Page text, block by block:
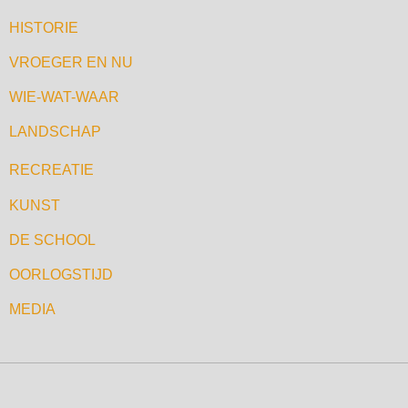
HISTORIE
VROEGER EN NU
WIE-WAT-WAAR
LANDSCHAP
RECREATIE
KUNST
DE SCHOOL
OORLOGSTIJD
MEDIA